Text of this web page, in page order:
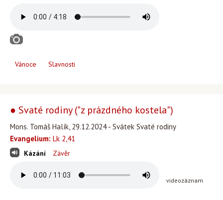
Vánoce Slavnosti
● Svaté rodiny ("z prázdného kostela")
Mons. Tomáš Halík, 29.12.2024 - Svátek Svaté rodiny
Evangelium: Lk 2,41
Kázání Závěr
videozáznam